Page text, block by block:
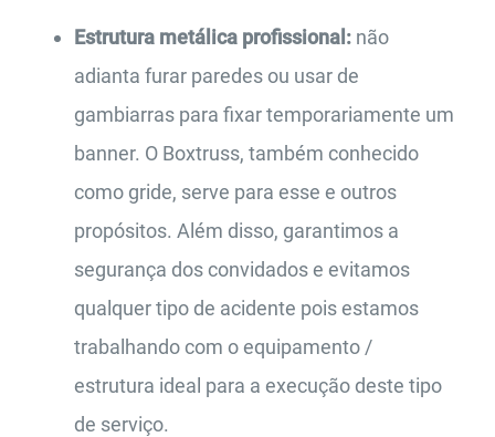
Estrutura metálica profissional:não
adianta furar paredes ou usar de
gambiarras para fixar temporariamente um
banner. O Boxtruss, também conhecido
como gride, serve para esse e outros
propósitos. Além disso, garantimos a
segurança dos convidados e evitamos
qualquer tipo de acidente pois estamos
trabalhando com o equipamento /
estrutura ideal para a execução deste tipo
de serviço.